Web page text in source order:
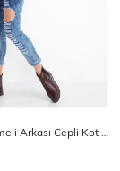
Fermuarlı Düğmeli Arkası Cepli Kot Pantolon